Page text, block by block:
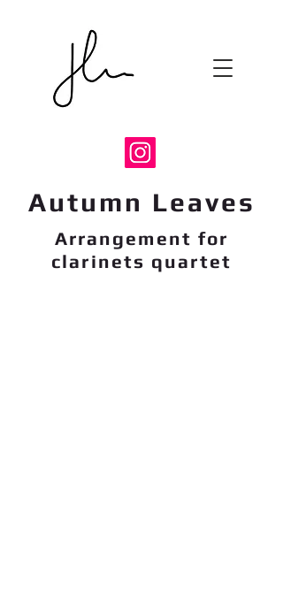
Autumn Leaves
Arrangement for
clarinets quartet